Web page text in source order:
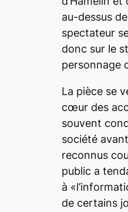
au-dessus
spectateur
donc sur le
personnage
La pièce se
cœur des
souvent
société
reconnus
public a
à
de certains